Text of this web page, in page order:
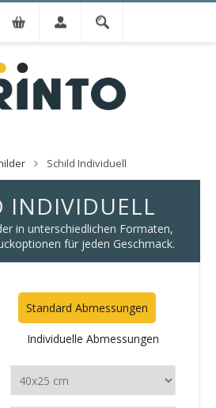
Schild Individuell
INDIVIDUELL
in unterschiedlichen Formaten,
für jeden Geschmack.
Standard Abmessungen
Individuelle Abmessungen